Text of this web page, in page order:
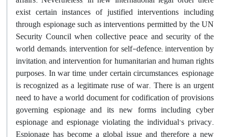
exist certain instances of justified interventions including
through espionage such as interventions permitted by the UN
Security Council when collective peace and security of the
world demands; intervention for self-defence; intervention by
invitation; and intervention for humanitarian and human rights
purposes. In war time, under certain circumstances, espionage
is recognized as a legitimate ruse of war. There is an urgent
need to have a world document for codification of provisions
governing espionage and its new forms including cyber
espionage and espionage violating the individual’s privacy.